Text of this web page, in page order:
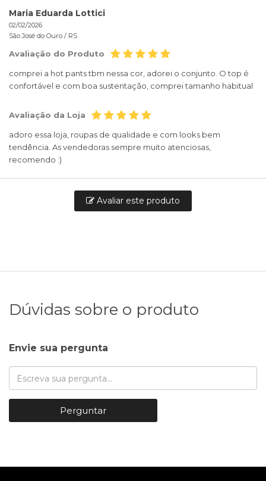
Maria Eduarda Lottici
02/02/2026
São José do Ouro / RS
Avaliação do Produto
comprei a hot pants tbm nessa cor, adorei o conjunto. O top é
confortável e com boa sustentação, comprei tamanho habitual
Avaliação da Loja
adoro essa loja, roupas de qualidade e com looks bem
tendência. As vendedoras sempre muito atenciosas,
recomendo :)
Avaliar este produto
Dúvidas sobre o produto
Envie sua pergunta
Perguntar